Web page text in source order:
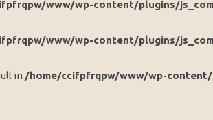
www/wp-content/plugins/
www/wp-content/plugins/
in /home/ccifpfrqpw/www/wp-